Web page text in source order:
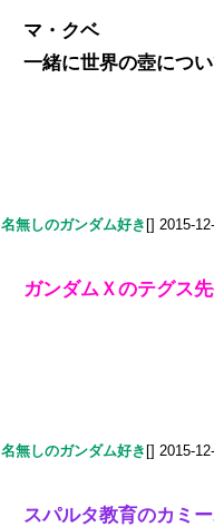
マ・クベ
一緒に世界の壺につ
名無しのガンダム好き [] 2015-
ガンダムＸのテグス
名無しのガンダム好き [] 2015-
スパルタ教育のカミ